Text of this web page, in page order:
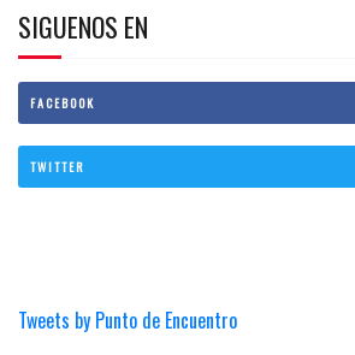
SIGUENOS EN
FACEBOOK
TWITTER
Tweets by Punto de Encuentro